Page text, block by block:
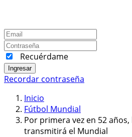
Recuérdame
Ingresar
Recordar contraseña
Inicio
Fútbol Mundial
Por primera vez en 52 años,
transmitirá el Mundial